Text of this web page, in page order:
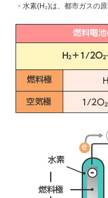
・水素(H₂)は、都市ガスの